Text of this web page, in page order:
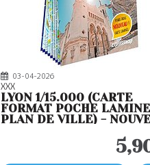
03-04-2026
XXX
LYON 1/15.000 (CARTE
FORMAT POCHE
PLAN DE VILLE) -